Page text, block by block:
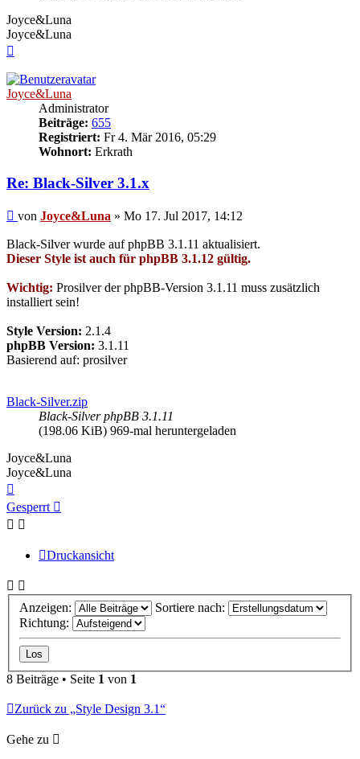
Joyce&Luna
Joyce&Luna
Joyce&Luna
Administrator
Beiträge: 655
Registriert: Fr 4. Mär 2016, 05:29
Wohnort: Erkrath
Re: Black-Silver 3.1.x
Beitrag
von Joyce&Luna » Mo 17. Jul 2017, 14:12
Black-Silver wurde auf phpBB 3.1.11 aktualisiert.
Dieser Style ist auch für phpBB 3.1.12 gültig.
Wichtig: Prosilver der phpBB-Version 3.1.11 muss zusätzlich
installiert sein!
Style Version: 2.1.4
phpBB Version: 3.1.11
Basierend auf: prosilver
Black-Silver.zip
Black-Silver phpBB 3.1.11
(198.06 KiB) 969-mal heruntergeladen
Joyce&Luna
Joyce&Luna
oben
Gesperrt
Druckansicht
Anzeigen:
Sortiere nach:
Richtung:
8 Beiträge • Seite 1 von 1
Zurück zu „Style Design 3.1“
Gehe zu